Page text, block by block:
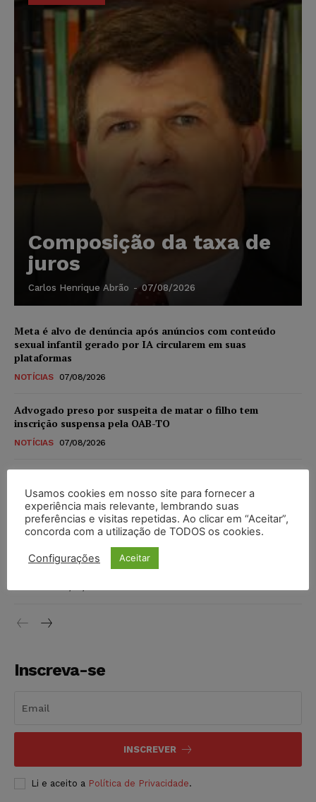
Composição da taxa de
juros
Carlos Henrique Abrão - 07/08/2026
Meta é alvo de denúncia após anúncios com conteúdo
sexual infantil gerado por IA circularem em suas
plataformas
NOTÍCIAS 07/08/2026
Advogado preso por suspeita de matar o filho tem
inscrição suspensa pela OAB-TO
NOTÍCIAS 07/08/2026
novos para pessoas com deficiência e autistas de todos os
níveis
DIREITO TRIBUTÁRIO 07/08/2026
Justiça do Trabalho mantém justa causa de empregado que
vendia canetas emagrecedoras no local de trabalho
Inscreva-se
INSCREVER
Li e aceito a Política de Privacidade.
Usamos cookies em nosso site para fornecer a
experiência mais relevante, lembrando suas
preferências e visitas repetidas. Ao clicar em “Aceitar”,
concorda com a utilização de TODOS os cookies.
Configurações Aceitar